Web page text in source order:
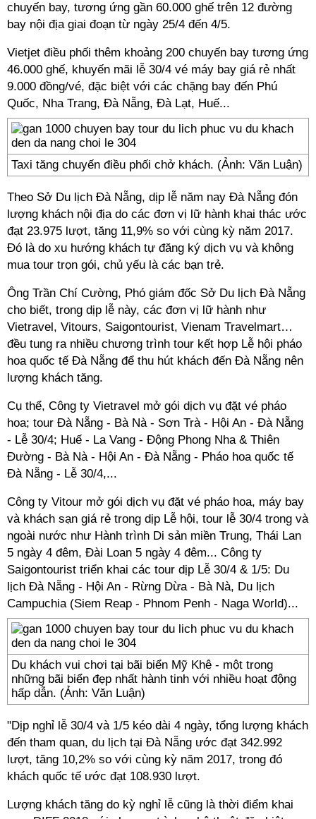
chuyến bay, tương ứng gần 60.000 ghế trên 12 đường
bay nội địa giai đoạn từ ngày 25/4 đến 4/5.
Vietjet điều phối thêm khoảng 200 chuyến bay tương ứng
46.000 ghế, khuyến mãi lễ 30/4 vé máy bay giá rẻ nhất
9.000 đồng/vé, đặc biệt với các chặng bay đến Phú
Quốc, Nha Trang, Đà Nẵng, Đà Lạt, Huế...
Taxi tăng chuyến điều phối chở khách. (Ảnh: Văn Luận)
Theo Sở Du lịch Đà Nẵng, dịp lễ năm nay Đà Nẵng đón
lượng khách nội địa do các đơn vị lữ hành khai thác ước
đạt 23.975 lượt, tăng 11,9% so với cùng kỳ năm 2017.
Đó là do xu hướng khách tự đăng ký dịch vụ và không
mua tour trọn gói, chủ yếu là các bạn trẻ.
Ông Trần Chí Cường, Phó giám đốc Sở Du lịch Đà Nẵng
cho biết, trong dịp lễ này, các đơn vị lữ hành như
Vietravel, Vitours, Saigontourist, Vienam Travelmart…
đều tung ra nhiều chương trình tour kết hợp Lễ hội pháo
hoa quốc tế Đà Nẵng để thu hút khách đến Đà Nẵng nên
lượng khách tăng.
Cụ thể, Công ty Vietravel mở gói dịch vụ đặt vé pháo
hoa; tour Đà Nẵng - Bà Nà - Sơn Trà - Hội An - Đà Nẵng
- Lễ 30/4; Huế - La Vang - Động Phong Nha & Thiên
Đường - Bà Nà - Hội An - Đà Nẵng - Pháo hoa quốc tế
Đà Nẵng - Lễ 30/4,...
Công ty Vitour mở gói dịch vụ đặt vé pháo hoa, máy bay
và khách sạn giá rẻ trong dịp Lễ hội, tour lễ 30/4 trong và
ngoài nước như Hành trình Di sản miền Trung, Thái Lan
5 ngày 4 đêm, Đài Loan 5 ngày 4 đêm... Công ty
Saigontourist triển khai các tour dịp Lễ 30/4 & 1/5: Du
lịch Đà Nẵng - Hội An - Rừng Dừa - Bà Nà, Du lịch
Campuchia (Siem Reap - Phnom Penh - Naga World)...
Du khách vui chơi tại bãi biển Mỹ Khê - một trong
những bãi biển đẹp nhất hành tinh với nhiều hoạt động
hấp dẫn. (Ảnh: Văn Luận)
"Dịp nghỉ lễ 30/4 và 1/5 kéo dài 4 ngày, tổng lượng khách
đến tham quan, du lịch tại Đà Nẵng ước đạt 342.992
lượt, tăng 10,2% so với cùng kỳ năm 2017, trong đó
khách quốc tế ước đạt 108.930 lượt.
Lượng khách tăng do kỳ nghỉ lễ cũng là thời điểm khai